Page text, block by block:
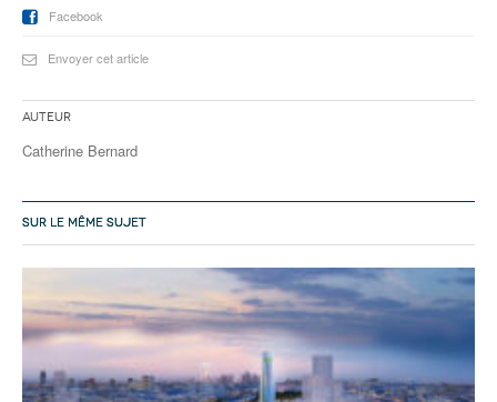
Facebook
Envoyer cet article
Auteur
Catherine Bernard
SUR LE MÊME SUJET